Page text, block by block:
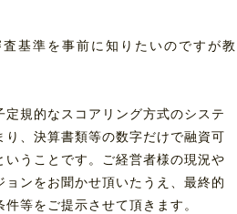
基準を事前に知りたいのですが教
規的なスコアリング方式のシステ
り、決算書類等の数字だけで融資可
うことです。ご経営者様の現況や
ョンをお聞かせ頂いたうえ、最終的
等をご提示させて頂きます。